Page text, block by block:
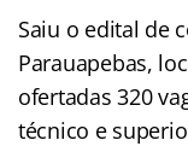
Saiu o edital de
Parauapebas,
ofertadas 320
técnico e